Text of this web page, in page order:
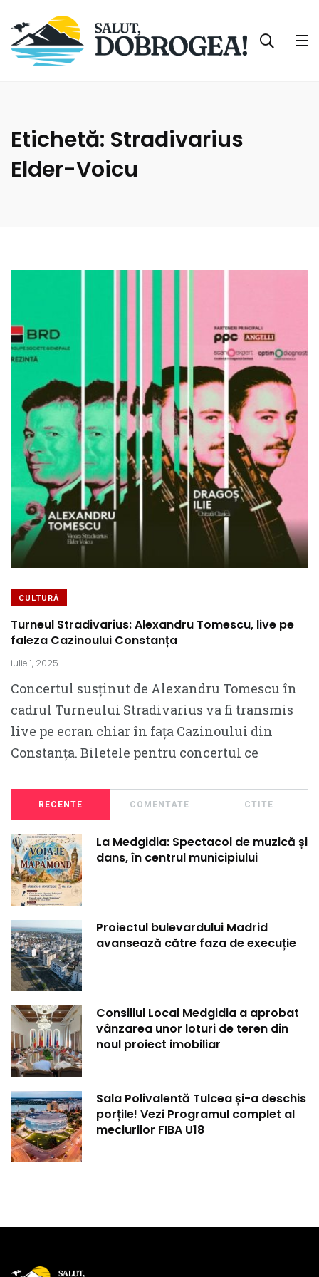
Etichetă: Stradivarius
Elder-Voicu
CULTURĂ
Turneul Stradivarius: Alexandru Tomescu, live pe
faleza Cazinoului Constanța
iulie 1, 2025
Concertul susținut de Alexandru Tomescu în
cadrul Turneului Stradivarius va fi transmis
live pe ecran chiar în fața Cazinoului din
Constanța. Biletele pentru concertul ce
RECENTE COMENTATE CTITE
La Medgidia: Spectacol de muzică și
dans, în centrul municipiului
Proiectul bulevardului Madrid
avansează către faza de execuție
Consiliul Local Medgidia a aprobat
vânzarea unor loturi de teren din
noul proiect imobiliar
Sala Polivalentă Tulcea și-a deschis
porțile! Vezi Programul complet al
meciurilor FIBA U18